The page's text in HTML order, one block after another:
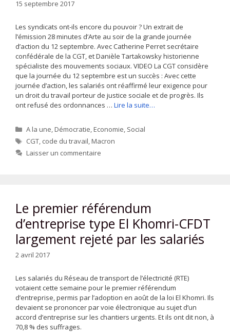
15 septembre 2017
Les syndicats ont-ils encore du pouvoir ? Un extrait de
l’émission 28 minutes d’Arte au soir de la grande journée
d’action du 12 septembre. Avec Catherine Perret secrétaire
confédérale de la CGT, et Danièle Tartakowsky historienne
spécialiste des mouvements sociaux. VIDEO La CGT considère
que la journée du 12 septembre est un succès : Avec cette
journée d’action, les salariés ont réaffirmé leur exigence pour
un droit du travail porteur de justice sociale et de progrès. Ils
ont refusé des ordonnances … Lire la suite…
Catégories
A la une,Démocratie,Economie, Social
Étiquettes
CGT, code du travail,Macron
Laisser un commentaire
Le premier référendum
d’entreprise type El Khomri-CFDT
largement rejeté par les salariés
2 avril 2017
Les salariés du Réseau de transport de l’électricité (RTE)
votaient cette semaine pour le premier référendum
d’entreprise, permis par l’adoption en août de la loi El Khomri. Ils
devaient se prononcer par voie électronique au sujet d’un
accord d’entreprise sur les chantiers urgents. Et ils ont dit non, à
70,8 % des suffrages.